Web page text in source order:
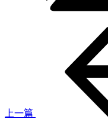
上一篇